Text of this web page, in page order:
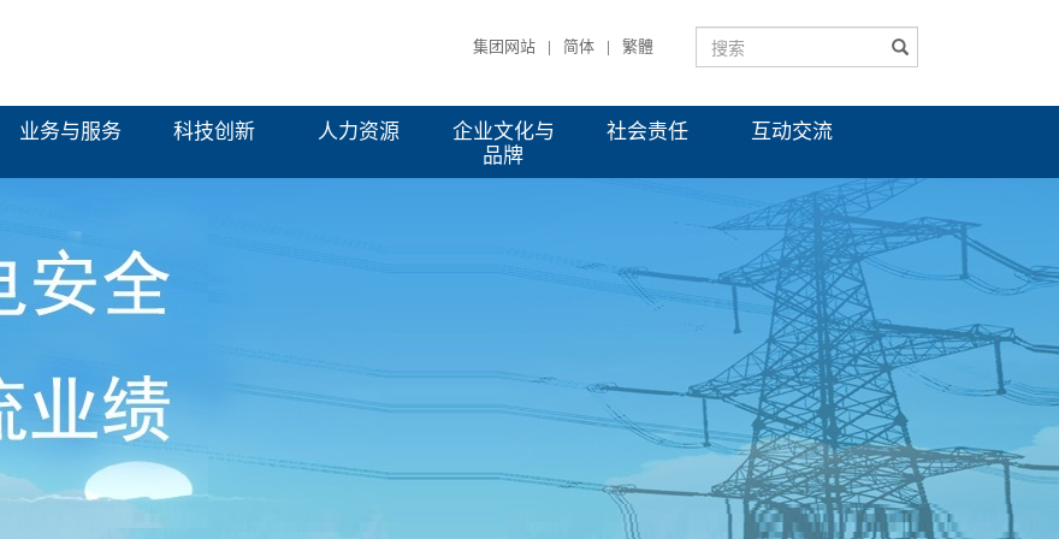
集团网站 | 简体 | 繁體
业务与服务 科技创新 人力资源
企业文化与
品牌
社会责任 互动交流